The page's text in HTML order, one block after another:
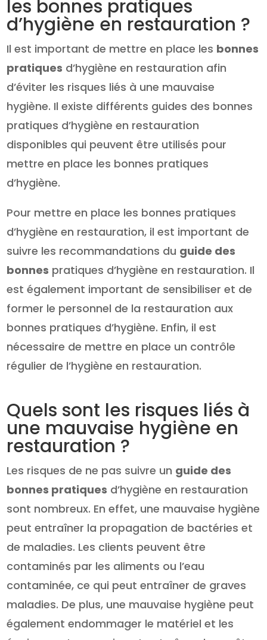
les bonnes pratiques
d’hygiène en restauration ?
Il est important de mettre en place les bonnes
pratiques d’hygiène en restauration afin
d’éviter les risques liés à une mauvaise
hygiène. Il existe différents guides des bonnes
pratiques d’hygiène en restauration
disponibles qui peuvent être utilisés pour
mettre en place les bonnes pratiques
d’hygiène.
Pour mettre en place les bonnes pratiques
d’hygiène en restauration, il est important de
suivre les recommandations du guide des
bonnes pratiques d’hygiène en restauration. Il
est également important de sensibiliser et de
former le personnel de la restauration aux
bonnes pratiques d’hygiène. Enfin, il est
nécessaire de mettre en place un contrôle
régulier de l’hygiène en restauration.
Quels sont les risques liés à
une mauvaise hygiène en
restauration ?
Les risques de ne pas suivre un guide des
bonnes pratiques d’hygiène en restauration
sont nombreux. En effet, une mauvaise hygiène
peut entraîner la propagation de bactéries et
de maladies. Les clients peuvent être
contaminés par les aliments ou l’eau
contaminée, ce qui peut entraîner de graves
maladies. De plus, une mauvaise hygiène peut
également endommager le matériel et les